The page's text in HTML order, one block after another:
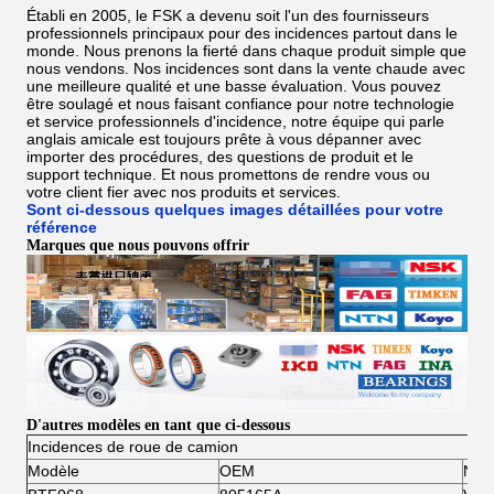
Établi en 2005, le FSK a devenu soit l'un des fournisseurs
professionnels principaux pour des incidences partout dans le
monde. Nous prenons la fierté dans chaque produit simple que
nous vendons. Nos incidences sont dans la vente chaude avec
une meilleure qualité et une basse évaluation. Vous pouvez
être soulagé et nous faisant confiance pour notre technologie
et service professionnels d'incidence, notre équipe qui parle
anglais amicale est toujours prête à vous dépanner avec
importer des procédures, des questions de produit et le
support technique. Et nous promettons de rendre vous ou
votre client fier avec nos produits et services.
Sont ci-dessous quelques images détaillées pour votre
référence
Marques que nous pouvons offrir
D'autres modèles en tant que ci-dessous
Incidences de roue de camion
Modèle
OEM